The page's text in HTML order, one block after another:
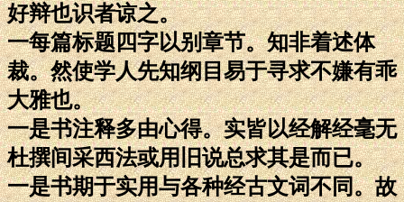
好辩也识者谅之。
一每篇标题四字以别章节。知非着述体
裁。然使学人先知纲目易于寻求不嫌有乖
大雅也。
一是书注释多由心得。实皆以经解经毫无
杜撰间采西法或用旧说总求其是而已。
一是书期于实用与各种经古文词不同。故